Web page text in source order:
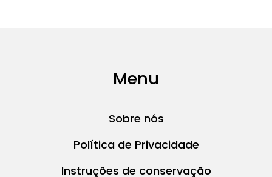
Menu
Sobre nós
Política de Privacidade
Instruções de conservação